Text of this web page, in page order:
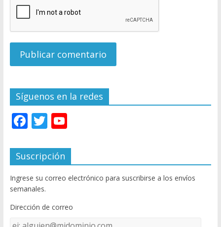
Síguenos en la redes
F
e
b
o
o
k
T
itt
er
Y
u
T
u
e
Suscripción
Ingrese su correo electrónico para suscribirse a los envíos
semanales.
Dirección de correo
Dirección